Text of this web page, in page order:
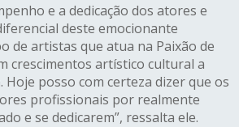
e a dedicação dos atores e
deste emocionante
de artistas que atua na Paixão de
crescimentos artístico cultural a
Hoje posso com certeza dizer que os
profissionais por realmente
e se dedicarem”, ressalta ele.